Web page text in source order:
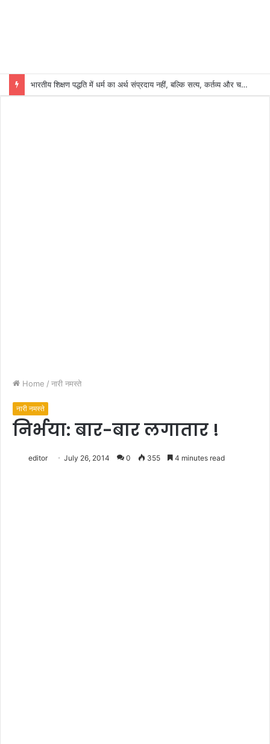
भारतीय शिक्षण पद्धति में धर्म का अर्थ संप्रदाय नहीं, बल्कि सत्य, कर्तव्य और चरित्र निर्माण है: विजय प्रकाश
Home / नारी नमस्ते
नारी नमस्ते
निर्भया: बार-बार लगातार !
editor July 26, 2014 0 355 4 minutes read